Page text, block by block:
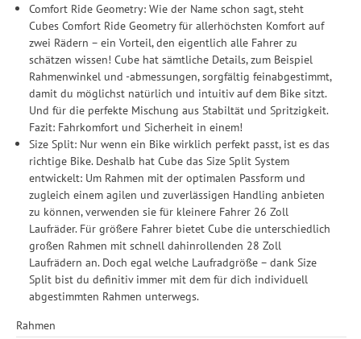
Comfort Ride Geometry: Wie der Name schon sagt, steht
Cubes Comfort Ride Geometry für allerhöchsten Komfort auf
zwei Rädern – ein Vorteil, den eigentlich alle Fahrer zu
schätzen wissen! Cube hat sämtliche Details, zum Beispiel
Rahmenwinkel und -abmessungen, sorgfältig feinabgestimmt,
damit du möglichst natürlich und intuitiv auf dem Bike sitzt.
Und für die perfekte Mischung aus Stabiltät und Spritzigkeit.
Fazit: Fahrkomfort und Sicherheit in einem!
Size Split: Nur wenn ein Bike wirklich perfekt passt, ist es das
richtige Bike. Deshalb hat Cube das Size Split System
entwickelt: Um Rahmen mit der optimalen Passform und
zugleich einem agilen und zuverlässigen Handling anbieten
zu können, verwenden sie für kleinere Fahrer 26 Zoll
Laufräder. Für größere Fahrer bietet Cube die unterschiedlich
großen Rahmen mit schnell dahinrollenden 28 Zoll
Laufrädern an. Doch egal welche Laufradgröße – dank Size
Split bist du definitiv immer mit dem für dich individuell
abgestimmten Rahmen unterwegs.
Rahmen